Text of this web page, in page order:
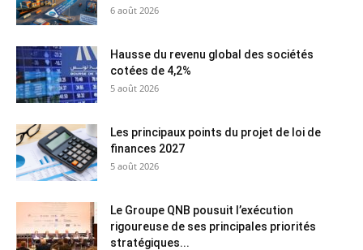
6 août 2026
Hausse du revenu global des sociétés
cotées de 4,2%
5 août 2026
Les principaux points du projet de loi de
finances 2027
5 août 2026
Le Groupe QNB pousuit l’exécution
rigoureuse de ses principales priorités
stratégiques...